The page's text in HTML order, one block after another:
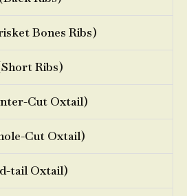
Bones Ribs)
Ribs)
Cut Oxtail)
Cut Oxtail)
tail Oxtail)